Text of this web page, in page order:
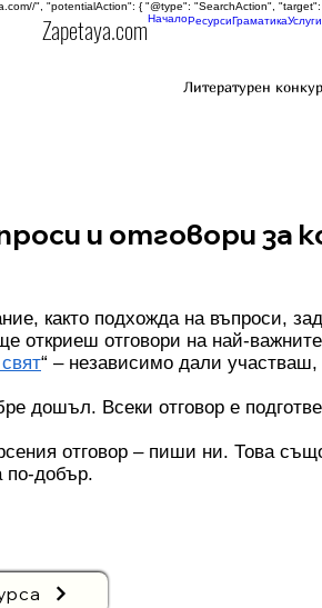
", "potentialAction": { "@type": "SearchAction",
Zapetaya.comНачалоРесурсиГраматика
Литературен
и отговори за
както подхожда на въпроси,
откриеш отговори на най-
“ – независимо дали
дошъл. Всеки отговор е
отговор – пиши ни. Това
по-добър.